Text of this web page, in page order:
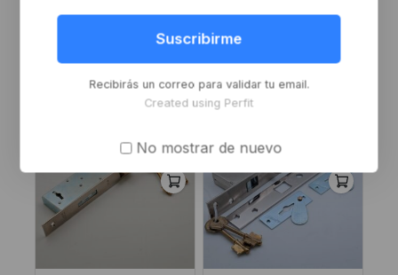
regístrese para ver el
Inicie sesión o
regístrese para ver el
precio
Suscribirme
Recibirás un correo para validar tu email.
Created using Perfit
No mostrar de nuevo